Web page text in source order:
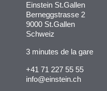
Einstein St.Gallen
Berneggstrasse 2
9000 St.Gallen
Schweiz
3 minutes de la gare
+41 71 227 55 55
info@einstein.ch